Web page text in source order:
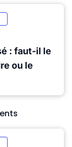
: faut-il le
ou le